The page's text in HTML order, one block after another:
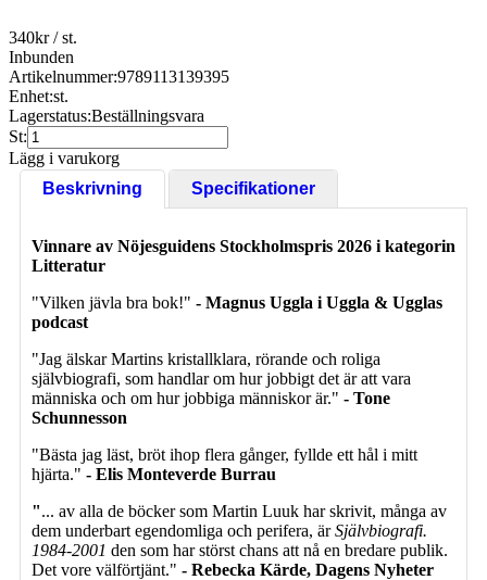
340kr/ st.
Inbunden
Artikelnummer:9789113139395
Enhet:st.
Lagerstatus:Beställningsvara
St:
Lägg i varukorg
Beskrivning
Specifikationer
Vinnare av Nöjesguidens Stockholmspris 2026 i kategorin
Litteratur
"Vilken jävla bra bok!" - Magnus Uggla i Uggla & Ugglas
podcast
"Jag älskar Martins kristallklara, rörande och roliga
självbiografi, som handlar om hur jobbigt det är att vara
människa och om hur jobbiga människor är." - Tone
Schunnesson
"Bästa jag läst, bröt ihop flera gånger, fyllde ett hål i mitt
hjärta." - Elis Monteverde Burrau
"... av alla de böcker som Martin Luuk har skrivit, många av
dem underbart egendomliga och perifera, ärSjälvbiografi.
1984-2001 den som har störst chans att nå en bredare publik.
Det vore välförtjänt." - Rebecka Kärde, Dagens Nyheter